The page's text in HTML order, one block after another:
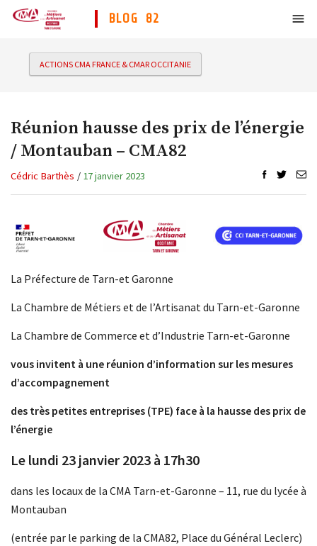
BLOG 82
ACTIONS CMA FRANCE & CMAR OCCITANIE
Réunion hausse des prix de l’énergie
/ Montauban – CMA82
Cédric Barthès / 17 janvier 2023
La Préfecture de Tarn-et Garonne
La Chambre de Métiers et de l’Artisanat du Tarn-et-Garonne
La Chambre de Commerce et d’Industrie Tarn-et-Garonne
vous invitent à une réunion d’information sur les mesures
d’accompagnement
des très petites entreprises (TPE) face à la hausse des prix de
l’énergie
Le lundi 23 janvier 2023 à 17h30
dans les locaux de la CMA Tarn-et-Garonne – 11, rue du lycée à
Montauban
(entrée par le parking de la CMA82, Place du Général Leclerc)